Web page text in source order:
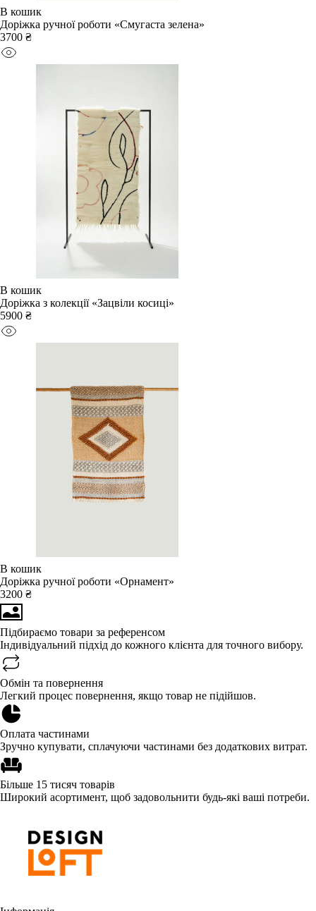
В кошик
Доріжка ручної роботи «Смугаста зелена»
3700 ₴
В кошик
Доріжка з колекції «Зацвіли косиці»
5900 ₴
В кошик
Доріжка ручної роботи «Орнамент»
3200 ₴
Підбираємо товари за референсом
Індивідуальний підхід до кожного клієнта для точного вибору.
Обмін та повернення
Легкий процес повернення, якщо товар не підійшов.
Оплата частинами
Зручно купувати, сплачуючи частинами без додаткових витрат.
Більше 15 тисяч товарів
Широкий асортимент, щоб задовольнити будь-які ваші потреби.